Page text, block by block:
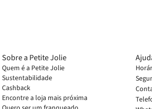
Sobre a Petite Jolie
Quem é a Petite Jolie
Sustentabilidade
Cashback
Encontre a loja mais próxima